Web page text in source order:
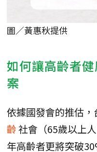
圖／黃惠秋提供
如何讓高齡者
案
依據國發會的推估
齡社會（65歲以上
年高齡者更將突破